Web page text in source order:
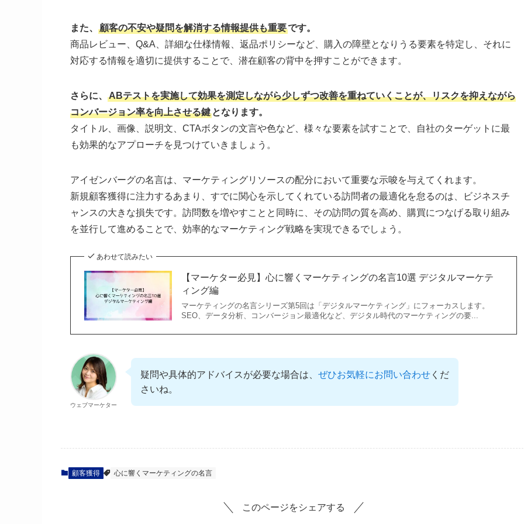
また、 顧客の不安や疑問を解消する情報提供も重要です。
商品レビュー、Q&A、詳細な仕様情報、返品ポリシーなど、購入の障壁となりうる要素を特定し、それに
対応する情報を適切に提供することで、潜在顧客の背中を押すことができます。
さらに、
ABテストを実施して効果を測定しながら少しずつ改善を重ねていくことが、リスクを抑えながら
コンバージョン率を向上させる鍵 となります。
タイトル、画像、説明文、CTAボタンの文言や色など、様々な要素を試すことで、自社のターゲットに最
も効果的なアプローチを見つけていきましょう。
アイゼンバーグの名言は、マーケティングリソースの配分において重要な示唆を与えてくれます。
新規顧客獲得に注力するあまり、すでに関心を示してくれている訪問者の最適化を怠るのは、ビジネスチ
ャンスの大きな損失です。訪問数を増やすことと同時に、その訪問の質を高め、購買につなげる取り組み
を並行して進めることで、効率的なマーケティング戦略を実現できるでしょう。
あわせて読みたい
【マーケター必見】心に響くマーケティングの名言10選 デジタルマーケテ
ィング編
マーケティングの名言シリーズ第5回は「デジタルマーケティング」にフォーカスします。
SEO、データ分析、コンバージョン最適化など、デジタル時代のマーケティングの要...
ウェブマーケター
疑問や具体的アドバイスが必要な場合は、 ぜひお気軽にお問い合わせ くだ
さいね。
顧客獲得 心に響くマーケティングの名言
このページをシェアする